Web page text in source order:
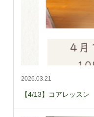
2026.03.21
【4/13】コアレッスン